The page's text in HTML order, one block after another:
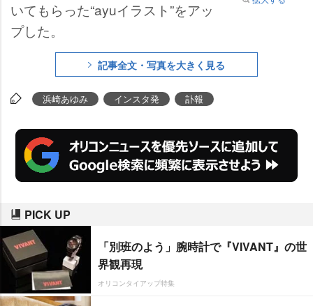
いてもらった“ayuイラスト”をアッ
プした。
記事全文・写真を大きく見る
浜崎あゆみ インスタ発 訃報
PICK UP
「別班のよう」腕時計で『VIVANT』の世
界観再現
オリコンタイアップ特集